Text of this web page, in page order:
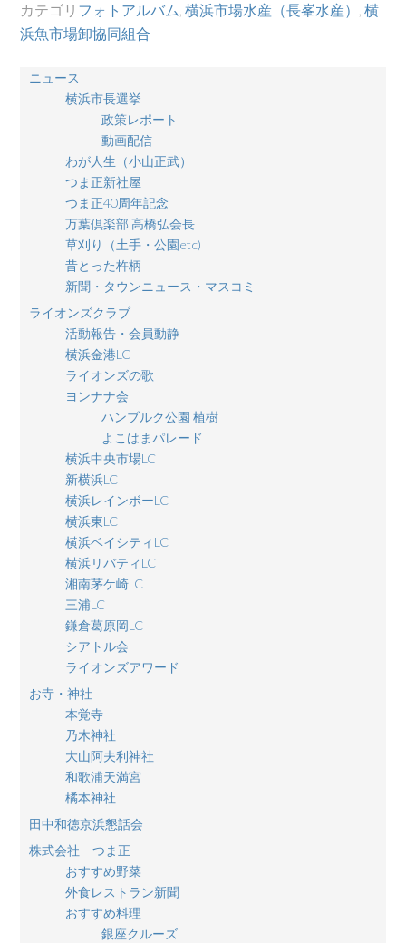
カテゴリ フォトアルバム ,横浜市場水産（長峯水産） ,横
浜魚市場卸協同組合
ニュース
横浜市長選挙
政策レポート
動画配信
わが人生（小山正武）
つま正新社屋
つま正40周年記念
万葉倶楽部 高橋弘会長
草刈り（土手・公園etc)
昔とった杵柄
新聞・タウンニュース・マスコミ
ライオンズクラブ
活動報告・会員動静
横浜金港LC
ライオンズの歌
ヨンナナ会
ハンブルク公園 植樹
よこはまパレード
横浜中央市場LC
新横浜LC
横浜レインボーLC
横浜東LC
横浜ベイシティLC
横浜リバティLC
湘南茅ケ崎LC
三浦LC
鎌倉葛原岡LC
シアトル会
ライオンズアワード
お寺・神社
本覚寺
乃木神社
大山阿夫利神社
和歌浦天満宮
橘本神社
田中和徳京浜懇話会
株式会社 つま正
おすすめ野菜
外食レストラン新聞
おすすめ料理
銀座クルーズ